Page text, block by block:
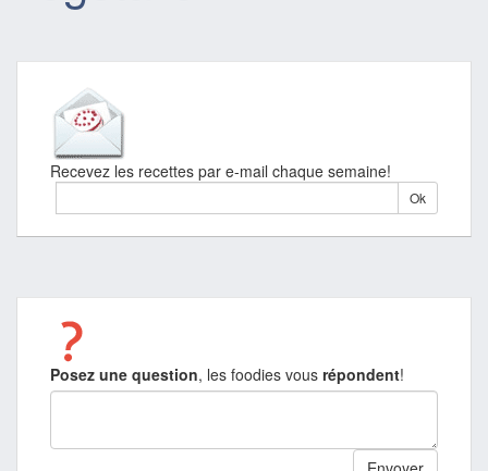
Recevez les recettes par e-mail chaque semaine!
Posez une question, les foodies vous répondent!